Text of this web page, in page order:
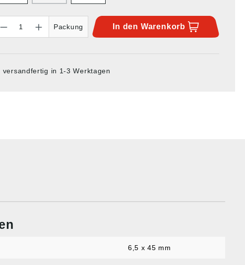
Packung
In den Warenkorb
versandfertig in 1-3 Werktagen
6,5 x 45 mm